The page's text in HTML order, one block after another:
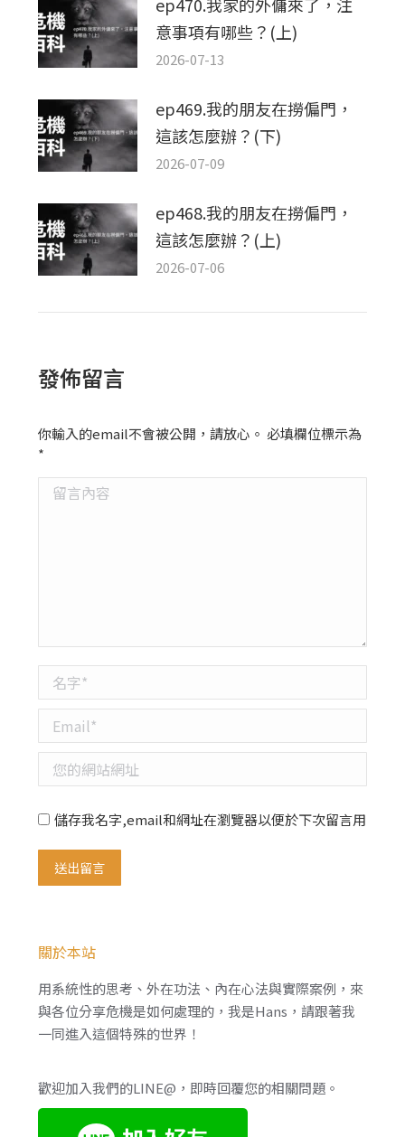
意事項有哪些？(上)
2026-07-13
ep469.我的朋友在撈偏門，
這該怎麼辦？(下)
2026-07-09
ep468.我的朋友在撈偏門，
這該怎麼辦？(上)
2026-07-06
發佈留言
你輸入的email不會被公開，請放心。 必填欄位標示為
*
留言內容
名字 *
Email *
您的網站網址
儲存我名字,email和網址在瀏覽器以便於下次留言用
送出留言
關於本站
用系統性的思考、外在功法、內在心法與實際案例，來
與各位分享危機是如何處理的，我是Hans，請跟著我
一同進入這個特殊的世界！
歡迎加入我們的LINE@，即時回覆您的相關問題。